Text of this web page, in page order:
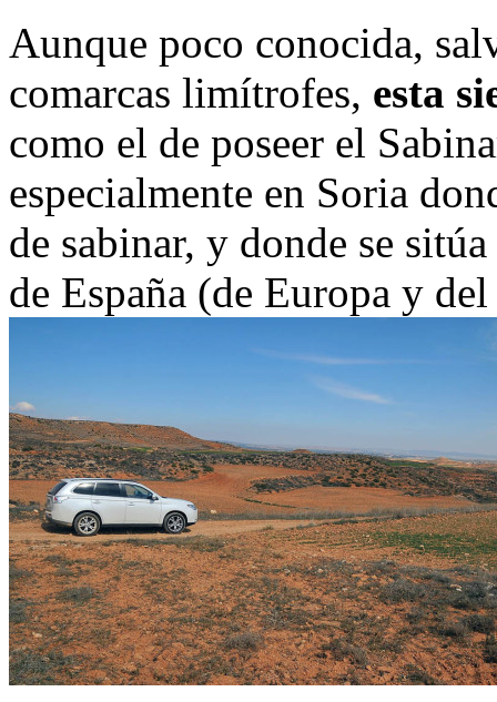
Aunque poco conocida,
comarcas limítrofes, esta
como el de poseer el
especialmente en Soria
de sabinar, y donde se
de España (de Europa y